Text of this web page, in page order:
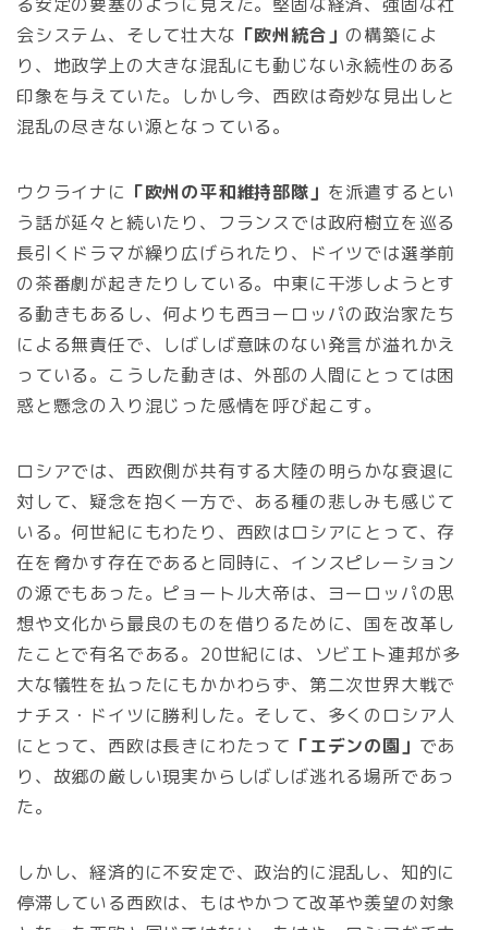
会システム、そして壮大な 「欧州統合」 の構築によ
り、地政学上の大きな混乱にも動じない永続性のある
印象を与えていた。しかし今、西欧は奇妙な見出しと
混乱の尽きない源となっている。
ウクライナに 「欧州の平和維持部隊」 を派遣するとい
う話が延々と続いたり、フランスでは政府樹立を巡る
長引くドラマが繰り広げられたり、ドイツでは選挙前
の茶番劇が起きたりしている。中東に干渉しようとす
る動きもあるし、何よりも西ヨーロッパの政治家たち
による無責任で、しばしば意味のない発言が溢れかえ
っている。こうした動きは、外部の人間にとっては困
惑と懸念の入り混じった感情を呼び起こす。
ロシアでは、西欧側が共有する大陸の明らかな衰退に
対して、疑念を抱く一方で、ある種の悲しみも感じて
いる。何世紀にもわたり、西欧はロシアにとって、存
在を脅かす存在であると同時に、インスピレーション
の源でもあった。ピョートル大帝は、ヨーロッパの思
想や文化から最良のものを借りるために、国を改革し
たことで有名である。20世紀には、ソビエト連邦が多
大な犠牲を払ったにもかかわらず、第二次世界大戦で
ナチス・ドイツに勝利した。そして、多くのロシア人
にとって、西欧は長きにわたって 「エデンの園」 であ
り、故郷の厳しい現実からしばしば逃れる場所であっ
た。
しかし、経済的に不安定で、政治的に混乱し、知的に
停滞している西欧は、もはやかつて改革や羨望の対象